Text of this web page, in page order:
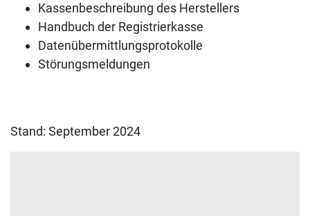
Kassenbeschreibung des Herstellers
Handbuch der Registrierkasse
Datenübermittlungsprotokolle
Störungsmeldungen
Stand: September 2024